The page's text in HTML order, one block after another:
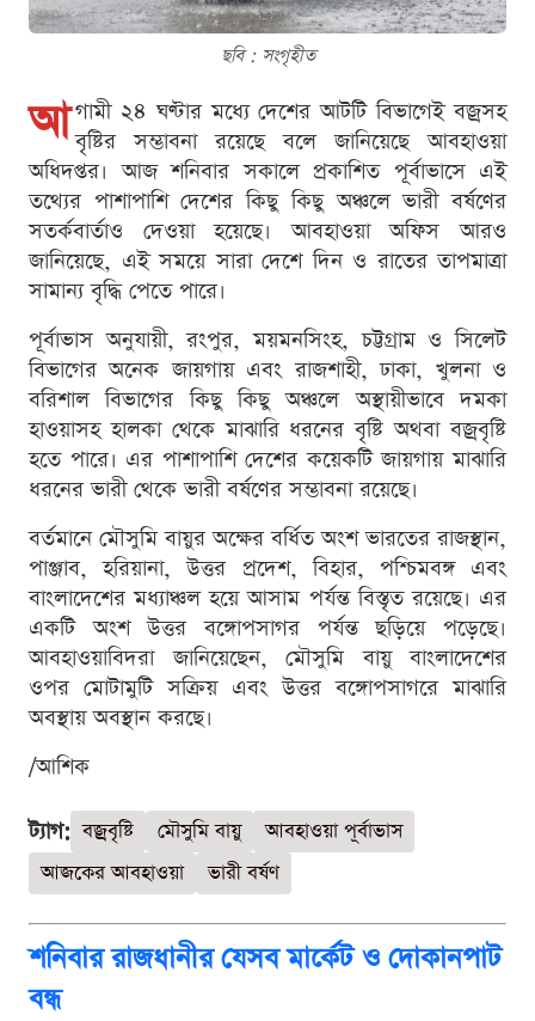
ছবি : সংগৃহীত
আ গামী ২৪ ঘণ্টার মধ্যে দেশের আটটি বিভাগেই বজ্রসহ
বৃষ্টির সম্ভাবনা রয়েছে বলে জানিয়েছে আবহাওয়া
অধিদপ্তর। আজ শনিবার সকালে প্রকাশিত পূর্বাভাসে এই
তথ্যের পাশাপাশি দেশের কিছু কিছু অঞ্চলে ভারী বর্ষণের
সতর্কবার্তাও দেওয়া হয়েছে। আবহাওয়া অফিস আরও
জানিয়েছে, এই সময়ে সারা দেশে দিন ও রাতের তাপমাত্রা
সামান্য বৃদ্ধি পেতে পারে।
পূর্বাভাস অনুযায়ী, রংপুর, ময়মনসিংহ, চট্টগ্রাম ও সিলেট
বিভাগের অনেক জায়গায় এবং রাজশাহী, ঢাকা, খুলনা ও
বরিশাল বিভাগের কিছু কিছু অঞ্চলে অস্থায়ীভাবে দমকা
হাওয়াসহ হালকা থেকে মাঝারি ধরনের বৃষ্টি অথবা বজ্রবৃষ্টি
হতে পারে। এর পাশাপাশি দেশের কয়েকটি জায়গায় মাঝারি
ধরনের ভারী থেকে ভারী বর্ষণের সম্ভাবনা রয়েছে।
বর্তমানে মৌসুমি বায়ুর অক্ষের বর্ধিত অংশ ভারতের রাজস্থান,
পাঞ্জাব, হরিয়ানা, উত্তর প্রদেশ, বিহার, পশ্চিমবঙ্গ এবং
বাংলাদেশের মধ্যাঞ্চল হয়ে আসাম পর্যন্ত বিস্তৃত রয়েছে। এর
একটি অংশ উত্তর বঙ্গোপসাগর পর্যন্ত ছড়িয়ে পড়েছে।
আবহাওয়াবিদরা জানিয়েছেন, মৌসুমি বায়ু বাংলাদেশের
ওপর মোটামুটি সক্রিয় এবং উত্তর বঙ্গোপসাগরে মাঝারি
অবস্থায় অবস্থান করছে।
/আশিক
ট্যাগ: বজ্রবৃষ্টি মৌসুমি বায়ু
আবহাওয়া পূর্বাভাস
আজকের আবহাওয়া
ভারী বর্ষণ
শনিবার রাজধানীর যেসব মার্কেট ও দোকানপাট
বন্ধ